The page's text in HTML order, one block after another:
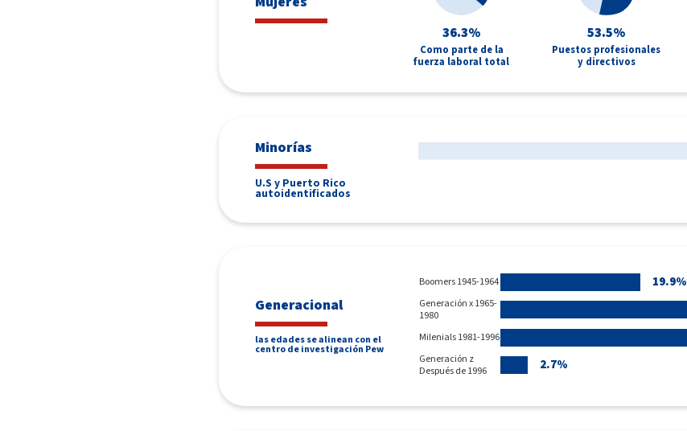
36.3%
Como parte de la
fuerza laboral total
53.5%
Puestos profesionales
y directivos
Minorías
U.S y Puerto Rico
autoidentificados
Generacional
las edades se alinean con el
centro de investigación Pew
Boomers 1945-1964 19.9%
Generación x 1965-
1980
Milenials 1981-1996
Generación z
Después de 1996
2.7%